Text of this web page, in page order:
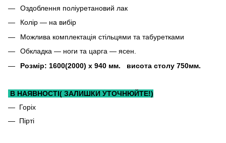
Оздоблення поліуретановий лак
Колір ― на вибір
Можлива комплектація стільцями та табуретками
Обкладка ― ноги та царга ― ясен.
Розмір: 1600(2000) х 940 мм. висота столу 750мм.
В НАЯВНОСТІ( ЗАЛИШКИ УТОЧНЮЙТЕ!)
— Горіх
— Пірті